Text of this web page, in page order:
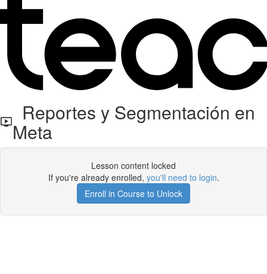
Reportes y Segmentación en
Meta
Lesson content locked
If you're already enrolled, you'll need to login.
Enroll in Course to Unlock